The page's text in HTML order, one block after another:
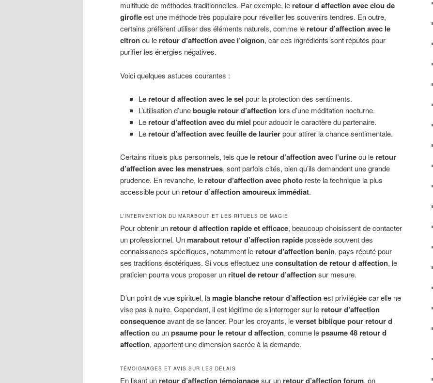
multitude de méthodes traditionnelles. Par exemple, le retour d affection avec clou de
girofleest une méthode très populaire pour réveiller les souvenirs tendres. En outre,
certains préfèrent utiliser des éléments naturels, comme le retour d’affection avec le
citronou le retour d’affection avec l’oignon, car ces ingrédients sont réputés pour
purifier les énergies négatives.
Voici quelques astuces courantes :
Le retour d affection avec le sel pour la protection des sentiments.
L’utilisation d’unebougie retour d’affectionlors d’une méditation nocturne.
Le retour d’affection avec du miel pour adoucir le caractère du partenaire.
Le retour d’affection avec feuille de laurierpour attirer la chance sentimentale.
Certains rituels plus personnels, tels que le retour d’affection avec l’urineou le retour
d’affection avec les menstrues, sont parfois cités, bien qu’ils demandent une grande
prudence. En revanche, le retour d’affection avec photo reste la technique la plus
accessible pour un retour d’affection amoureux immédiat.
L’INTERVENTION DU MARABOUT ET LES RITUELS DE MAGIE
Pour obtenir un retour d affection rapide et efficace, beaucoup choisissent de contacter
un professionnel. Un marabout retour d’affection rapidepossède souvent des
connaissances spécifiques, notamment le retour d’affection benin, pays réputé pour
ses traditions ésotériques. Si vous effectuez uneconsultation de retour d affection, le
praticien pourra vous proposer un rituel de retour d’affectionsur mesure.
D’un point de vue spirituel, la magie blanche retour d’affectionest privilégiée car elle ne
vise pas à nuire. Cependant, il est légitime de s’interroger sur le retour d’affection
consequenceavant de se lancer. Pour les croyants, leverset biblique pour retour d
affectionou unpsaume pour le retour d affection, comme lepsaume 48 retour d
affection, apportent une dimension sacrée à la demande.
TÉMOIGNAGES ET AVIS SUR LES DÉLAIS
En lisant un retour d’affection témoignagesur un retour d’affection forum, on